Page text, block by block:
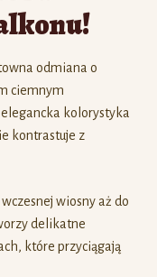
odmiana o
ciemnym
kolorystyka
kontrastuje z
wiosny aż do
delikatne
które przyciągają